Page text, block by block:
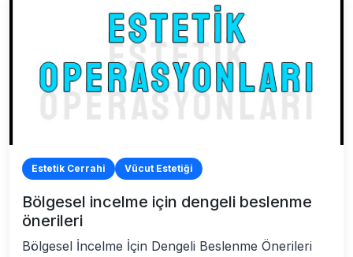
Estetik Cerrahi Vücut Estetiği
Bölgesel incelme için dengeli beslenme
önerileri
Bölgesel İncelme İçin Dengeli Beslenme Önerileri